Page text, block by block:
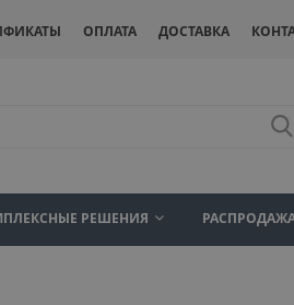
ОПЛАТА ДОСТАВКА
РЕШЕНИЯ